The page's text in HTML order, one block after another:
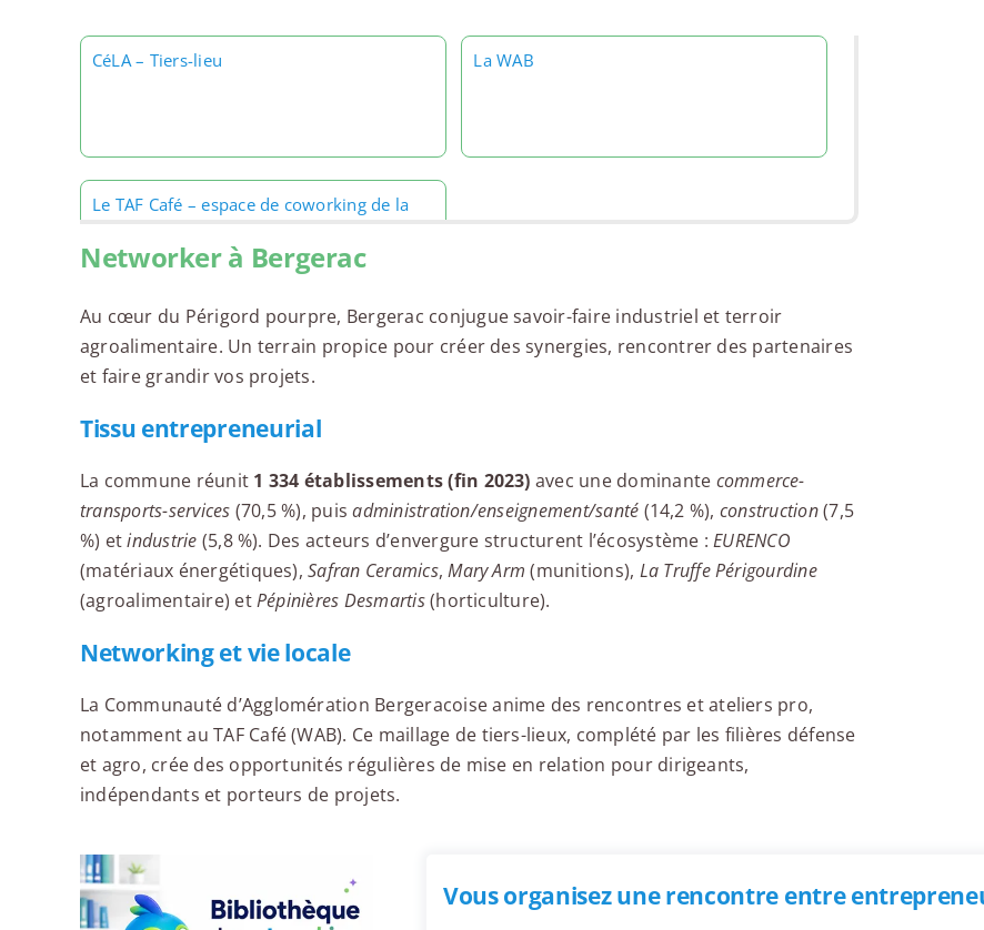
CéLA – Tiers-lieu La WAB
Le TAF Café – espace de coworking de la
Networker à Bergerac
Au cœur du Périgord pourpre, Bergerac conjugue savoir-faire industriel et terroir
agroalimentaire. Un terrain propice pour créer des synergies, rencontrer des partenaires
et faire grandir vos projets.
Tissu entrepreneurial
La commune réunit 1 334 établissements (fin 2023) avec une dominante commerce-
transports-services (70,5 %), puisadministration/enseignement/santé (14,2 %), construction(7,5
%) etindustrie (5,8 %). Des acteurs d’envergure structurent l’écosystème :EURENCO
(matériaux énergétiques),Safran Ceramics,Mary Arm (munitions), La Truffe Périgourdine
(agroalimentaire) etPépinières Desmartis(horticulture).
Networking et vie locale
La Communauté d’Agglomération Bergeracoise anime des rencontres et ateliers pro,
notamment au TAF Café (WAB). Ce maillage de tiers-lieux, complété par les filières défense
et agro, crée des opportunités régulières de mise en relation pour dirigeants,
indépendants et porteurs de projets.
Vous organisez une rencontre entre